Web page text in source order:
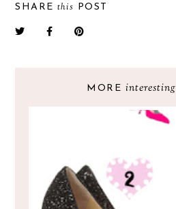
SHAREthis POST
MORE interesting